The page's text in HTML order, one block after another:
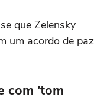
que Zelensky
um acordo de paz
com 'tom